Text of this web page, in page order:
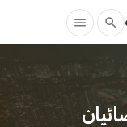
search
menu